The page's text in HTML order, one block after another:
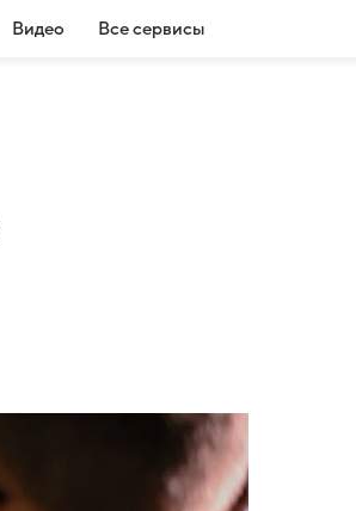
Видео Все сервисы